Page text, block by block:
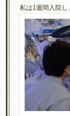
私は1週間入院し